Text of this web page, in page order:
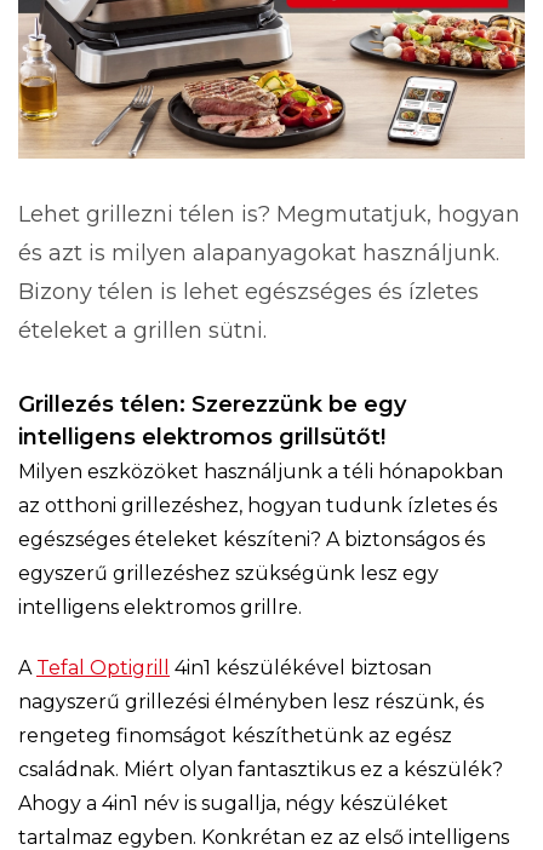
Lehet grillezni télen is? Megmutatjuk, hogyan
és azt is milyen alapanyagokat használjunk.
Bizony télen is lehet egészséges és ízletes
ételeket a grillen sütni.
Grillezés télen: Szerezzünk be egy
intelligens elektromos grillsütőt!
Milyen eszközöket használjunk a téli hónapokban
az otthoni grillezéshez, hogyan tudunk ízletes és
egészséges ételeket készíteni? A biztonságos és
egyszerű grillezéshez szükségünk lesz egy
intelligens elektromos grillre.
A Tefal Optigrill
4in1 készülékével biztosan
nagyszerű grillezési élményben lesz részünk, és
rengeteg finomságot készíthetünk az egész
családnak. Miért olyan fantasztikus ez a készülék?
Ahogy a 4in1 név is sugallja, négy készüléket
tartalmaz egyben. Konkrétan ez az első intelligens